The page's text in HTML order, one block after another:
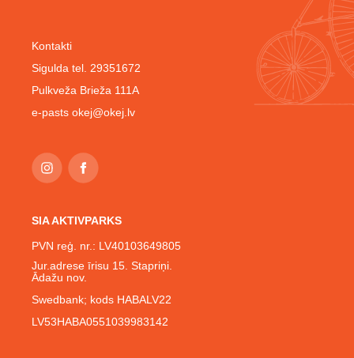
Kontakti
Sigulda tel. 29351672
Pulkveža Brieža 111A
e-pasts okej@okej.lv
SIA AKTIVPARKS
PVN reģ. nr.: LV40103649805
Jur.adrese īrisu 15. Stapriņi.
Ādažu nov.
Swedbank; kods HABALV22
LV53HABA0551039983142